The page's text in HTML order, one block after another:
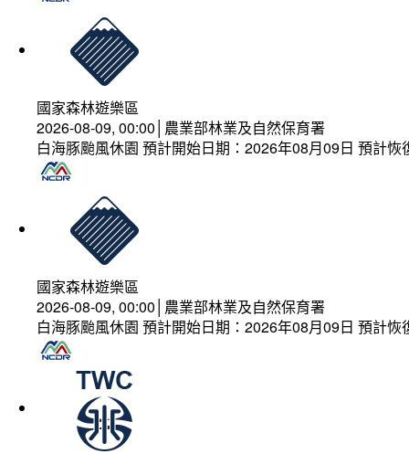
國家森林遊樂區
2026-08-09, 00:00│農業部林業及自然保育署
白海豚颱風休園 預計開始日期：2026年08月09日 預計
國家森林遊樂區
2026-08-09, 00:00│農業部林業及自然保育署
白海豚颱風休園 預計開始日期：2026年08月09日 預計